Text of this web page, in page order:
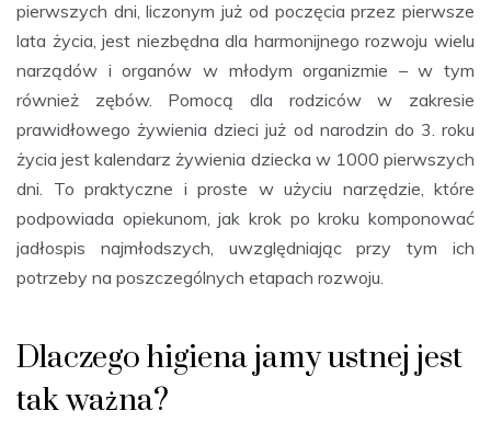
pierwszych dni, liczonym już od poczęcia przez pierwsze
lata życia, jest niezbędna dla harmonijnego rozwoju wielu
narządów i organów w młodym organizmie – w tym
również zębów. Pomocą dla rodziców w zakresie
prawidłowego żywienia dzieci już od narodzin do 3. roku
życia jest kalendarz żywienia dziecka w 1000 pierwszych
dni. To praktyczne i proste w użyciu narzędzie, które
podpowiada opiekunom, jak krok po kroku komponować
jadłospis najmłodszych, uwzględniając przy tym ich
potrzeby na poszczególnych etapach rozwoju.
Dlaczego higiena jamy ustnej jest
tak ważna?